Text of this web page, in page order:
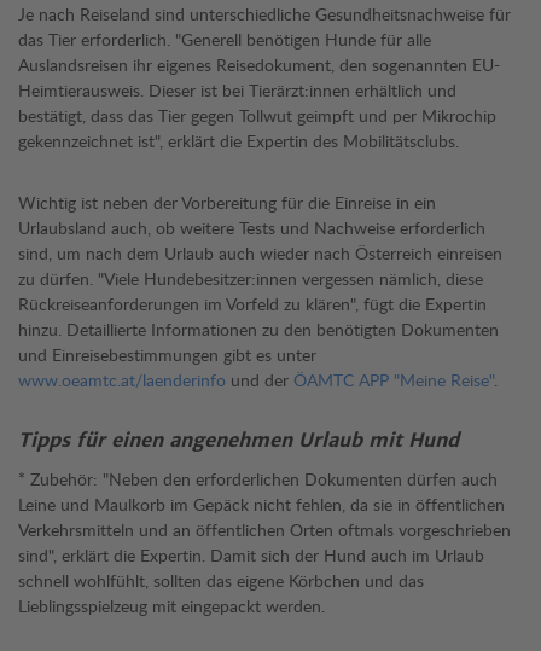
Je nach Reiseland sind unterschiedliche Gesundheitsnachweise für
das Tier erforderlich. "Generell benötigen Hunde für alle
Auslandsreisen ihr eigenes Reisedokument, den sogenannten EU-
Heimtierausweis. Dieser ist bei Tierärzt:innen erhältlich und
bestätigt, dass das Tier gegen Tollwut geimpft und per Mikrochip
gekennzeichnet ist", erklärt die Expertin des Mobilitätsclubs.
Wichtig ist neben der Vorbereitung für die Einreise in ein
Urlaubsland auch, ob weitere Tests und Nachweise erforderlich
sind, um nach dem Urlaub auch wieder nach Österreich einreisen
zu dürfen. "Viele Hundebesitzer:innen vergessen nämlich, diese
Rückreiseanforderungen im Vorfeld zu klären", fügt die Expertin
hinzu. Detaillierte Informationen zu den benötigten Dokumenten
und Einreisebestimmungen gibt es unter
www.oeamtc.at/laenderinfo und der ÖAMTC APP "Meine Reise".
Tipps für einen angenehmen Urlaub mit Hund
* Zubehör: "Neben den erforderlichen Dokumenten dürfen auch
Leine und Maulkorb im Gepäck nicht fehlen, da sie in öffentlichen
Verkehrsmitteln und an öffentlichen Orten oftmals vorgeschrieben
sind", erklärt die Expertin. Damit sich der Hund auch im Urlaub
schnell wohlfühlt, sollten das eigene Körbchen und das
Lieblingsspielzeug mit eingepackt werden.